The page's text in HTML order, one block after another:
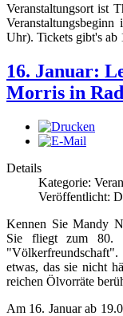
Veranstaltungsort ist
Uhr). Tickets gibt's ab
16. Januar:
Morris in
Details
Kategorie:
Veröffentlicht:
Kennen Sie Mandy
Sie fliegt zum 80.
"Völkerfreundschaft".
etwas, das sie nicht
reichen Ölvorräte
Am 16. Januar ab